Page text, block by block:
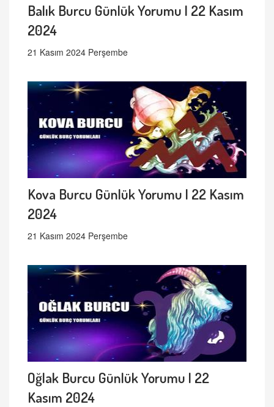
Balık Burcu Günlük Yorumu | 22 Kasım
2024
21 Kasım 2024 Perşembe
Kova Burcu Günlük Yorumu | 22 Kasım
2024
21 Kasım 2024 Perşembe
Oğlak Burcu Günlük Yorumu | 22
Kasım 2024